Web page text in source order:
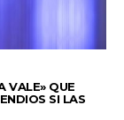
VALE» QUE
SI LAS